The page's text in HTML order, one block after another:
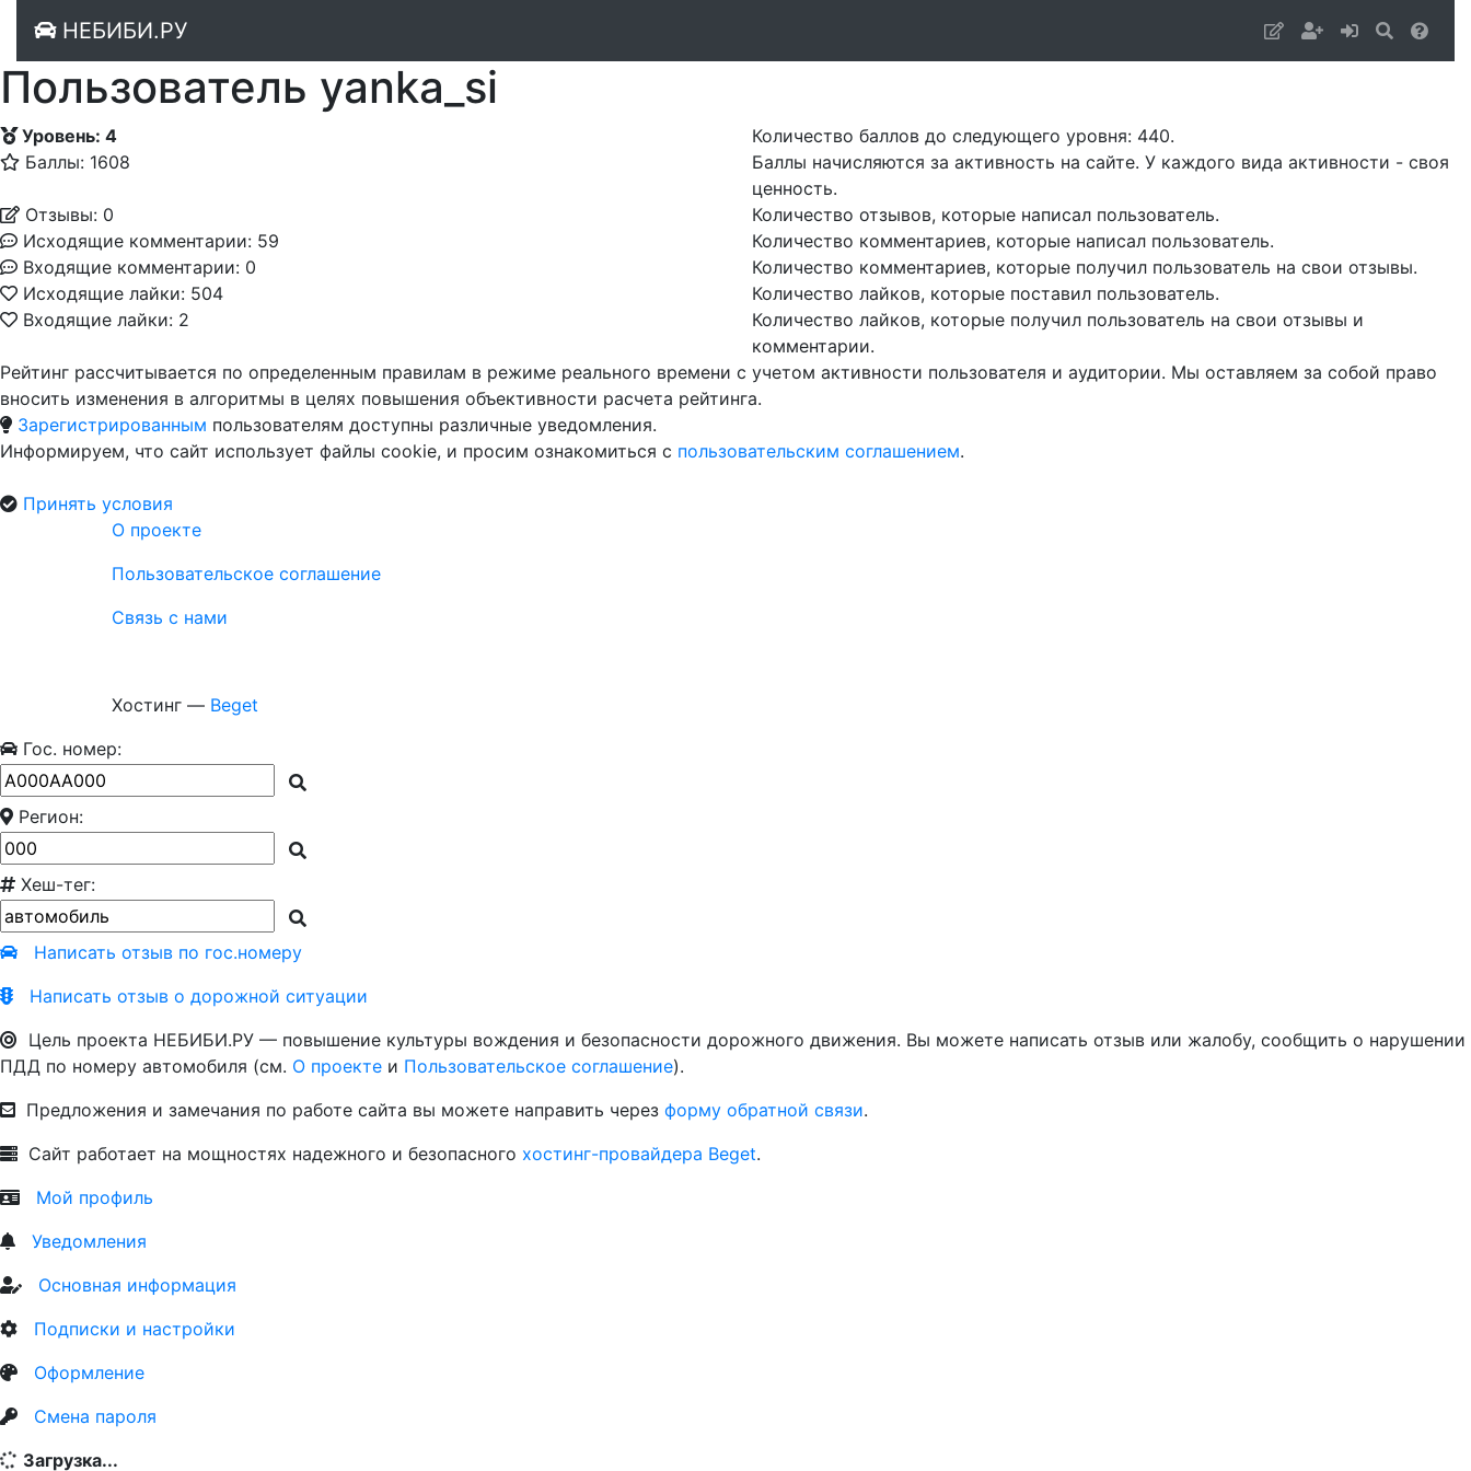
НЕБИБИ.РУ
Пользователь yanka_si
Уровень: 4
Количество баллов до следующего уровня: 440.
Баллы: 1608
Баллы начисляются за активность на сайте. У каждого вида активности - своя
ценность.
Отзывы: 0
Количество отзывов, которые написал пользователь.
Исходящие комментарии: 59
Количество комментариев, которые написал пользователь.
Входящие комментарии: 0
Количество комментариев, которые получил пользователь на свои отзывы.
Исходящие лайки: 504
Количество лайков, которые поставил пользователь.
Входящие лайки: 2
Количество лайков, которые получил пользователь на свои отзывы и
комментарии.
Рейтинг рассчитывается по определенным правилам в режиме реального времени с учетом активности пользователя и аудитории. Мы оставляем за собой право
вносить изменения в алгоритмы в целях повышения объективности расчета рейтинга.
Зарегистрированным пользователям доступны различные уведомления.
Информируем, что сайт использует файлы cookie, и просим ознакомиться с пользовательским соглашением.
Принять условия
О проекте
Пользовательское соглашение
Связь с нами
Хостинг — Beget
Гос. номер:
Регион:
Хеш-тег:
Написать отзыв по гос.номеру
Написать отзыв о дорожной ситуации
Цель проекта НЕБИБИ.РУ — повышение культуры вождения и безопасности дорожного движения. Вы можете написать отзыв или жалобу, сообщить о нарушении
ПДД по номеру автомобиля (см. О проекте и Пользовательское соглашение).
Предложения и замечания по работе сайта вы можете направить через форму обратной связи.
Сайт работает на мощностях надежного и безопасного хостинг-провайдера Beget.
Мой профиль
Уведомления
Основная информация
Подписки и настройки
Оформление
Смена пароля
Загрузка...